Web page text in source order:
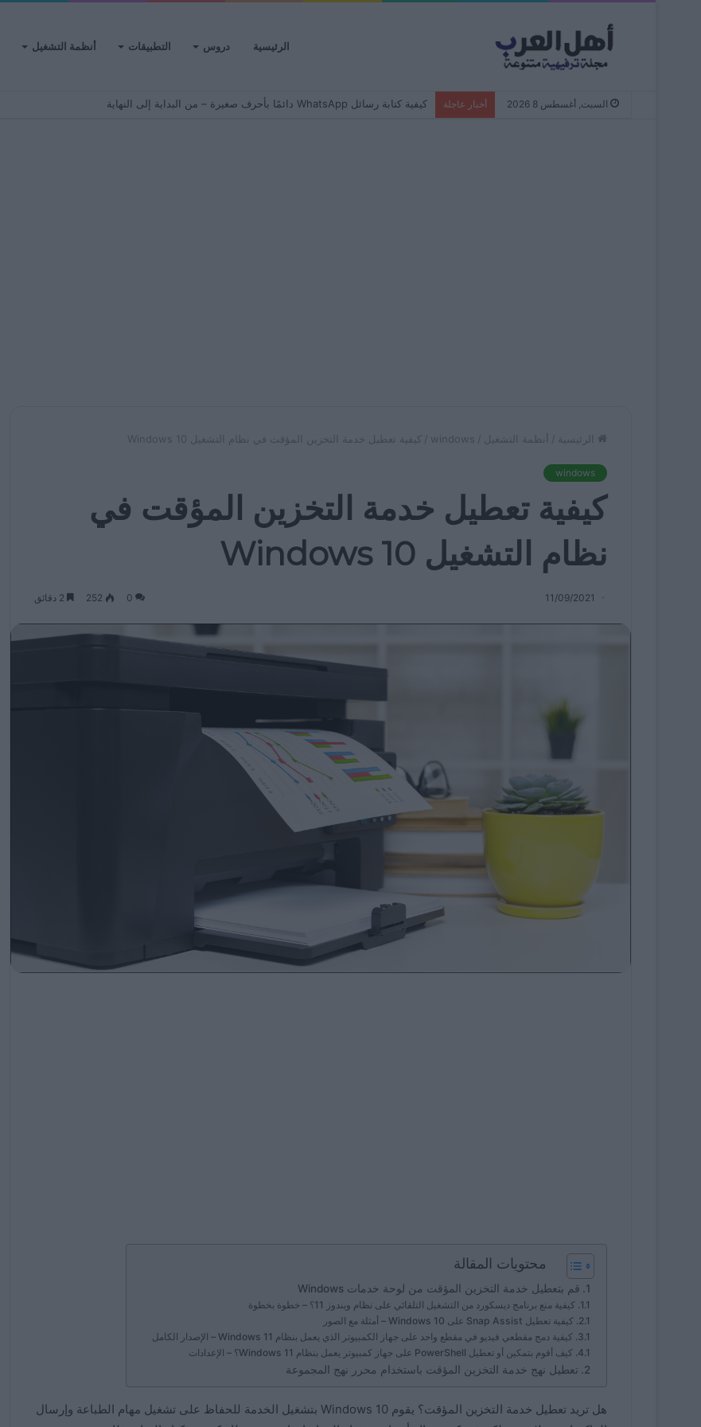
الرئيسية دروس التطبيقات أنظمة التشغيل
السبت, أغسطس 8 2026 أخبار عاجلة كيفية كتابة رسائل WhatsApp دائمًا بأحرف صغيرة – من البداية إلى النهاية
الرئيسية / أنظمة التشغيل /
windows
/ كيفية تعطيل خدمة التخزين المؤقت في نظام التشغيل Windows 10
windows
كيفية تعطيل خدمة التخزين المؤقت في
نظام التشغيل Windows 10
11/09/2021
0
252
محتويات المقالة
قم بتعطيل خدمة التخزين المؤقت من لوحة خدمات Windows
كيفية منع برنامج ديسكورد من التشغيل التلقائي على نظام ويندوز 11؟ – خطوة بخطوة
كيفية تعطيل Snap Assist على Windows 10 – أمثلة مع الصور
كيفية دمج مقطعي فيديو في مقطع واحد على جهاز الكمبيوتر الذي يعمل بنظام Windows 11 – الإصدار الكامل
كيف أقوم بتمكين أو تعطيل PowerShell على جهاز كمبيوتر يعمل بنظام Windows 11؟ – الإعدادات
تعطيل نهج خدمة التخزين المؤقت باستخدام محرر نهج المجموعة
هل تريد تعطيل خدمة التخزين المؤقت؟ يقوم Windows 10 بتشغيل الخدمة للحفاظ على تشغيل مهام الطباعة وإرسال